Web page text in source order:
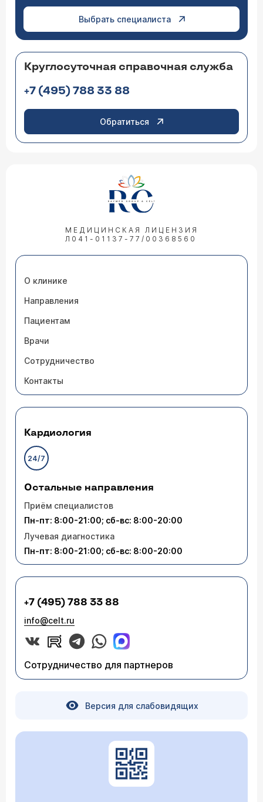
Выбрать специалиста
Круглосуточная справочная служба
+7 (495) 788 33 88
Обратиться
МЕДИЦИНСКАЯ ЛИЦЕНЗИЯ
Л041-01137-77/00368560
О клинике
Направления
Пациентам
Врачи
Сотрудничество
Контакты
Кардиология
24/7
Остальные направления
Приём специалистов
Пн-пт: 8:00-21:00; сб-вс: 8:00-20:00
Лучевая диагностика
Пн-пт: 8:00-21:00; сб-вс: 8:00-20:00
+7 (495) 788 33 88
info@celt.ru
Сотрудничество для партнеров
Версия для слабовидящих